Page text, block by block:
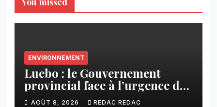
ENVIRONNEMENT
Luebo : le Gouvernement
provincial face à l’urgence des
érosions qui menacent la cité
AOÛT 8, 2026 REDAC REDAC